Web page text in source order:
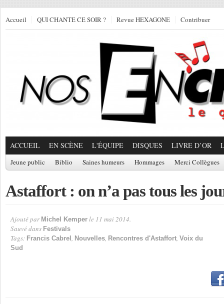
Accueil QUI CHANTE CE SOIR ? Revue HEXAGONE Contribuer
ACCUEIL EN SCÈNE L'ÉQUIPE DISQUES LIVRE D’OR
Jeune public Biblio Saines humeurs Hommages Merci Collègues
Astaffort : on n’a pas tous les
Ajouté par Michel Kemper le 11 mai 2014.
Sauvé dans Festivals
Tags: Francis Cabrel , Nouvelles, Rencontres d'Astaffort, Voix du
Sud